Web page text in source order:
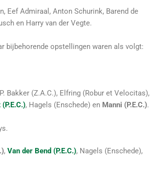
Eef Admiraal, Anton Schurink, Barend de
en Harry van der Vegte.
bijbehorende opstellingen waren als volgt:
Bakker (Z.A.C.), Elfring (Robur et Velocitas),
, Hagels (Enschede) en Manni (P.E.C.).
, Van der Bend (P.E.C.), Nagels (Enschede),